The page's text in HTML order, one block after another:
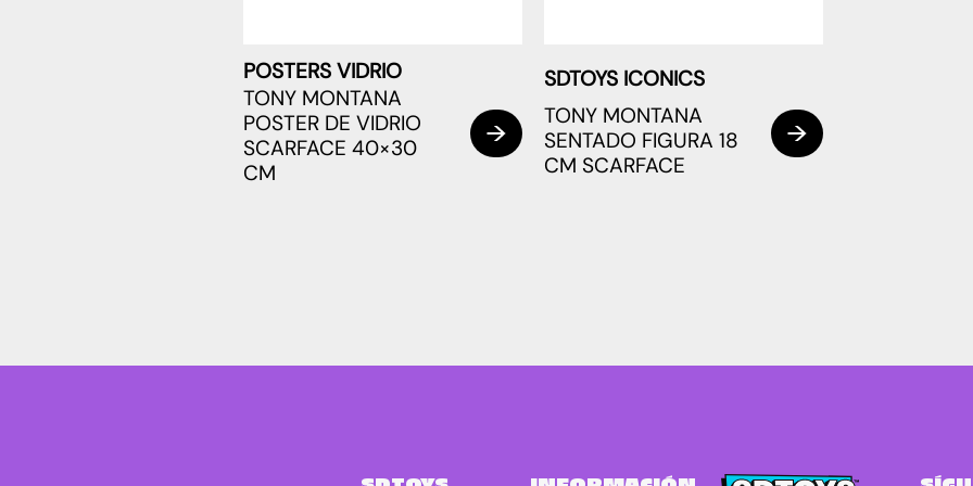
POSTERS VIDRIO
TONY MONTANA
POSTER DE VIDRIO
SCARFACE 40×30
CM
SDTOYS ICONICS
TONY MONTANA
SENTADO FIGURA 18
CM SCARFACE